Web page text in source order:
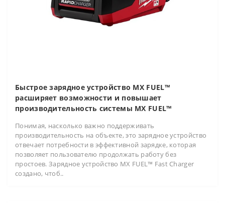
Быстрое зарядное устройство MX FUEL™
расширяет возможности и повышает
производительность системы MX FUEL™
Понимая, насколько важно поддерживать
производительность на объекте, это зарядное устройство
отвечает потребности в эффективной зарядке, которая
позволяет пользователю продолжать работу без
простоев. Зарядное устройство MX FUEL™ Fast Charger
создано, чтоб..